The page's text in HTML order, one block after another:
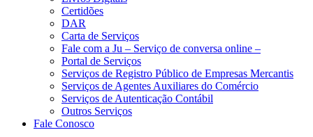
Certidões
DAR
Carta de Serviços
Fale com a Ju – Serviço de conversa online –
Portal de Serviços
Serviços de Registro Público de Empresas Mercantis
Serviços de Agentes Auxiliares do Comércio
Serviços de Autenticação Contábil
Outros Serviços
Fale Conosco